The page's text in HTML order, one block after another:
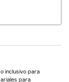
inclusivo para
para